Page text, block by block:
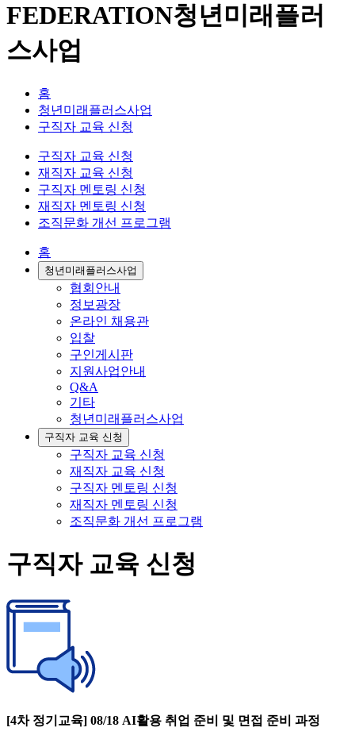
FEDERATION청년미래플러
스사업
홈
청년미래플러스사업
구직자 교육 신청
구직자 교육 신청
재직자 교육 신청
구직자 멘토링 신청
재직자 멘토링 신청
조직문화 개선 프로그램
홈
청년미래플러스사업
협회안내
정보광장
온라인 채용관
입찰
구인게시판
지원사업안내
Q&A
기타
청년미래플러스사업
구직자 교육 신청
구직자 교육 신청
재직자 교육 신청
구직자 멘토링 신청
재직자 멘토링 신청
조직문화 개선 프로그램
구직자 교육 신청
[4차 정기교육] 08/18 AI활용 취업 준비 및 면접 준비 과정